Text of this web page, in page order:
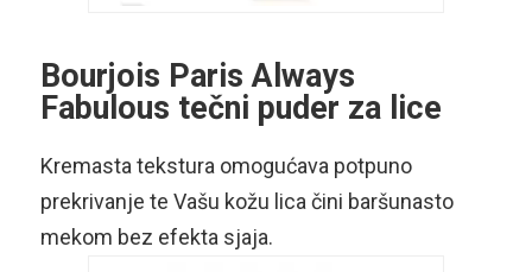
Bourjois Paris Always
Fabulous tečni puder za lice
Kremasta tekstura omogućava potpuno
prekrivanje te Vašu kožu lica čini baršunasto
mekom bez efekta sjaja.